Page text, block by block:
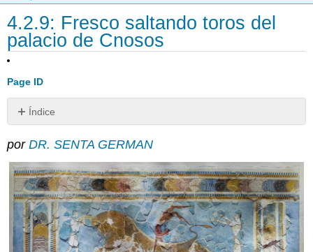
4.2.9: Fresco saltando toros del
palacio de Cnosos
Page ID
Índice
el
por
los
cuernos
Reconstruido
pero
aún
porDR. SENTA GERMAN